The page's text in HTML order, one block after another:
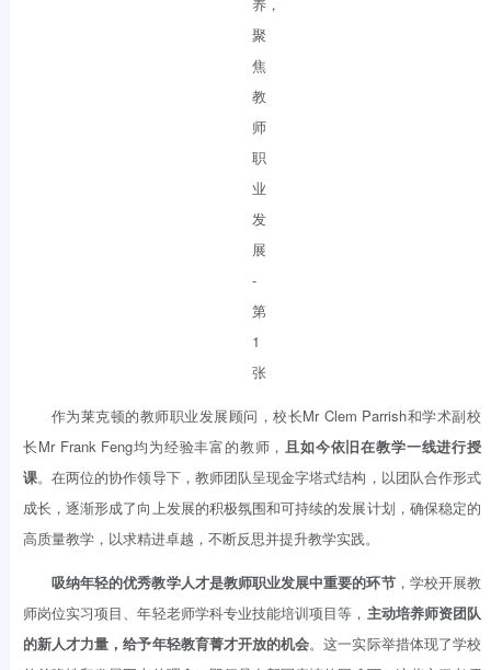
作为莱克顿的教师职业发展顾问，校长Mr Clem Parrish和学术副校
长Mr Frank Feng均为经验丰富的教师，且如今依旧在教学一线进行授
课。在两位的协作领导下，教师团队呈现金字塔式结构，以团队合作形式
成长，逐渐形成了向上发展的积极氛围和可持续的发展计划，确保稳定的
高质量教学，以求精进卓越，不断反思并提升教学实践。
吸纳年轻的优秀教学人才是教师职业发展中重要的环节，学校开展教
师岗位实习项目、年轻老师学科专业技能培训项目等， 主动培养师资团队
的新人才力量，给予年轻教育菁才开放的机会。这一实际举措体现了学校